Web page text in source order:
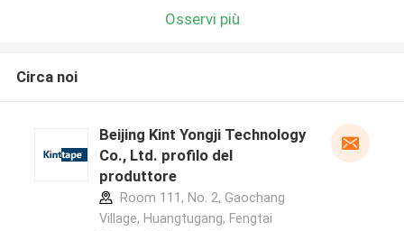
Osservi più
Circa noi
Beijing Kint Yongji Technology
Co., Ltd. profilo del
produttore
Room 111, No. 2, Gaochang
Village, Huangtugang, Fengtai